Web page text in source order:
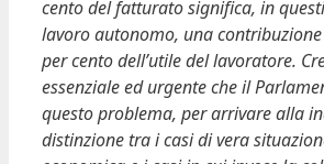
cento del fatturato significa, in
lavoro autonomo, una
per cento dell’utile del lavoratore.
essenziale ed urgente che il
questo problema, per arrivare alla
distinzione tra i casi di vera